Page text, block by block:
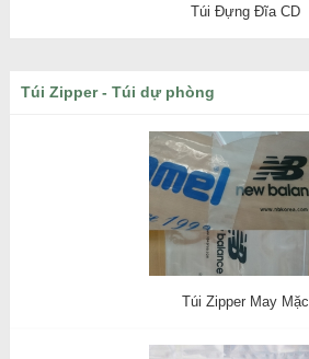
Túi Đựng Đĩa CD
Túi Zipper - Túi dự phòng
Túi Zipper May Mặc